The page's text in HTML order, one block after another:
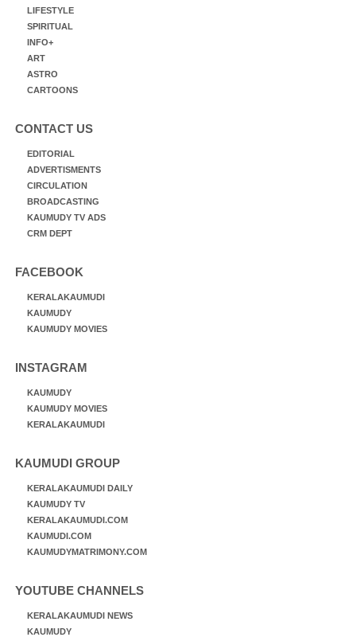
LIFESTYLE
SPIRITUAL
INFO+
ART
ASTRO
CARTOONS
CONTACT US
EDITORIAL
ADVERTISMENTS
CIRCULATION
BROADCASTING
KAUMUDY TV ADS
CRM DEPT
FACEBOOK
KERALAKAUMUDI
KAUMUDY
KAUMUDY MOVIES
INSTAGRAM
KAUMUDY
KAUMUDY MOVIES
KERALAKAUMUDI
KAUMUDI GROUP
KERALAKAUMUDI DAILY
KAUMUDY TV
KERALAKAUMUDI.COM
KAUMUDI.COM
KAUMUDYMATRIMONY.COM
YOUTUBE CHANNELS
KERALAKAUMUDI NEWS
KAUMUDY